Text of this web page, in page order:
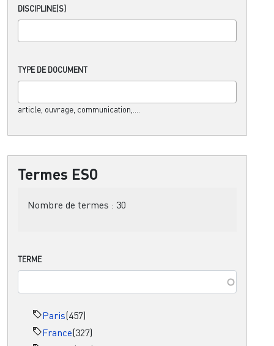
DISCIPLINE(S)
TYPE DE DOCUMENT
article, ouvrage, communication,....
Termes ESO
Nombre de termes : 30
TERME
Paris(457)
France(327)